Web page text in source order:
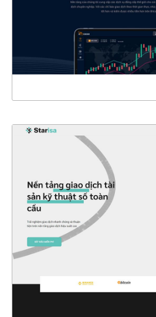
CHI TIẾT
XEM THỰC